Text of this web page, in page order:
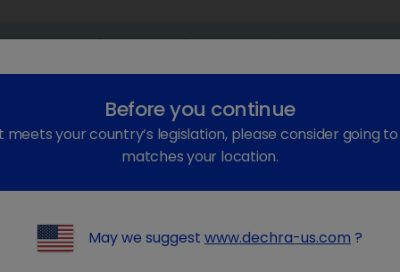
SPECIFIC Joint Support, Dog
SPECIFIC™ Joint
Before you continue
your country’s legislation, please consider going
matches your location.
May we suggest www.dechra-us.com ?